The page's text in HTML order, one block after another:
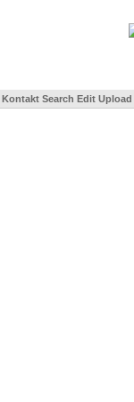
Kontakt Search Edit Upload